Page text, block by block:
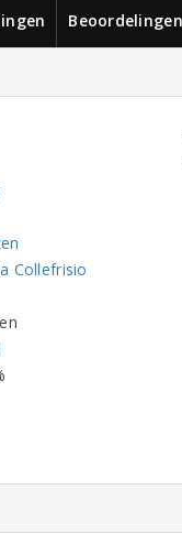
Beoordelingen
Collefrisio